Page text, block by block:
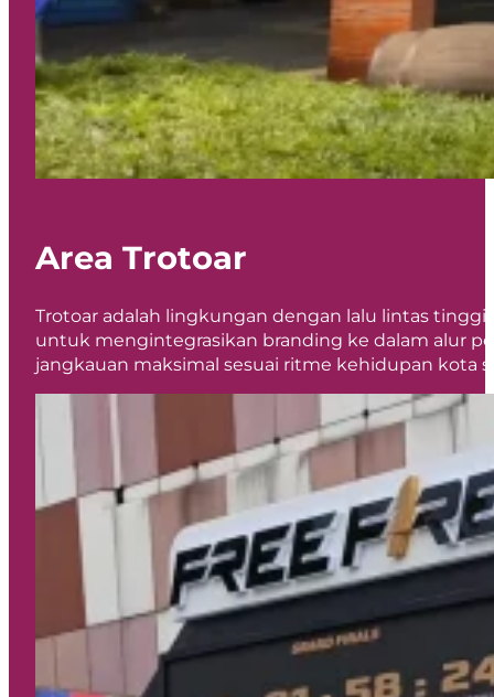
Area Trotoar
Trotoar adalah lingkungan dengan lalu lintas
untuk mengintegrasikan branding ke dalam alur
jangkauan maksimal sesuai ritme kehidupan kota